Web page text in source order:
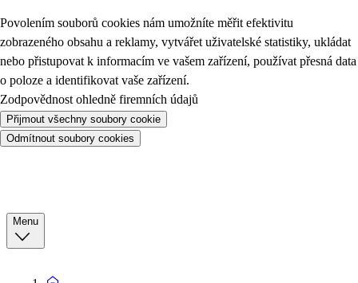
Povolením souborů cookies nám umožníte měřit efektivitu
zobrazeného obsahu a reklamy, vytvářet uživatelské statistiky, ukládat
nebo přistupovat k informacím ve vašem zařízení, používat přesná data
o poloze a identifikovat vaše zařízení.
Zodpovědnost ohledně firemních údajů
Přijmout všechny soubory cookie
Odmítnout soubory cookies
Menu